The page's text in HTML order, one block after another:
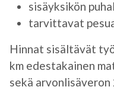
sisäyksikön
tarvittavat
Hinnat sisältävät
km edestakainen
sekä arvonlisäveron